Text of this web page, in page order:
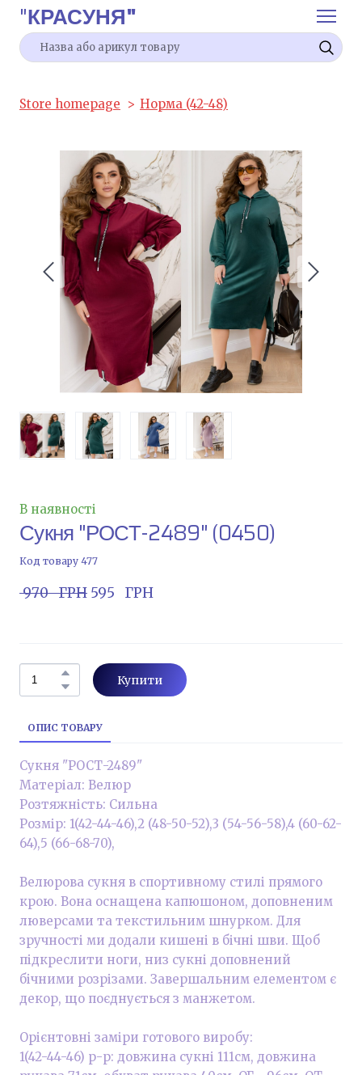
"КРАСУНЯ"
Store homepage Норма (42-48)
В наявності
Сукня "РОСТ-2489"(0450)
Код товару 477
970   ГРН 595   ГРН
Купити
ОПИС ТОВАРУ
Сукня "РОСТ-2489"
Матеріал: Велюр
Розтяжність: Сильна
Розмір: 1(42-44-46),2 (48-50-52),3 (54-56-58),4 (60-62-
64),5 (66-68-70),
Велюрова сукня в спортивному стилі прямого
крою. Вона оснащена капюшоном, доповненим
люверсами та текстильним шнурком. Для
зручності ми додали кишені в бічні шви. Щоб
підкреслити ноги, низ сукні доповнений
бічними розрізами. Завершальним елементом є
декор, що поєднується з манжетом.
Орієнтовні заміри готового виробу:
1(42-44-46) р-р: довжина сукні 111см, довжина